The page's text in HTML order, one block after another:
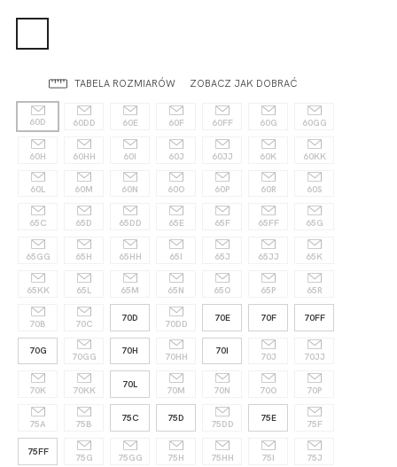
TABELA ROZMIARÓW ZOBACZ JAK DOBRAĆ
60D 60DD 60E 60F 60FF 60G 60GG
60H 60HH 60I 60J 60JJ 60K 60KK
60L 60M 60N 60O 60P 60R 60S
65C 65D 65DD 65E 65F 65FF 65G
65GG 65H 65HH 65I 65J 65JJ 65K
65KK 65L 65M 65N 65O 65P 65R
70B 70C
70D
70DD
70E 70F 70FF
70G
70GG
70H
70HH
70I
70J 70JJ
70K 70KK
70L
70M 70N 70O 70P
75A 75B
75C 75D
75DD
75E
75F
75FF
75G 75GG 75H 75HH 75I 75J